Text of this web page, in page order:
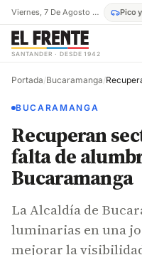
Viernes, 7 De Agosto De 2026 Pico
SANTANDER · DESDE 1942
Portada/Bucaramanga/
BUCARAMANGA
Recuperan
falta de
Bucaramanga
La Alcaldía de
luminarias en una
mejorar la